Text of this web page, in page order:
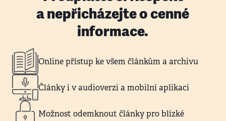
a nepřicházejte o cenné
informace.
Online přístup ke všem článkům a archivu
Články i v audioverzi a mobilní aplikaci
Možnost odemknout články pro blízké